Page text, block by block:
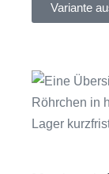
Variante